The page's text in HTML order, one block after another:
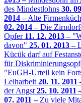
des Mindestlohns 30.
2014 –Alte
02. 2014 –Die
Opfer 11. 12. 2013 –
davon" 25. 01. 2013 –
Kücük darf auf
für
"EuGH-Urteil kein
Leiharbeit 20. 11. 2011
der Angst 25. 10. 2011
07. 2011 –Zu viele